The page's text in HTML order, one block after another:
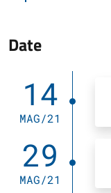
Date
14
MAG/21
29
MAG/21